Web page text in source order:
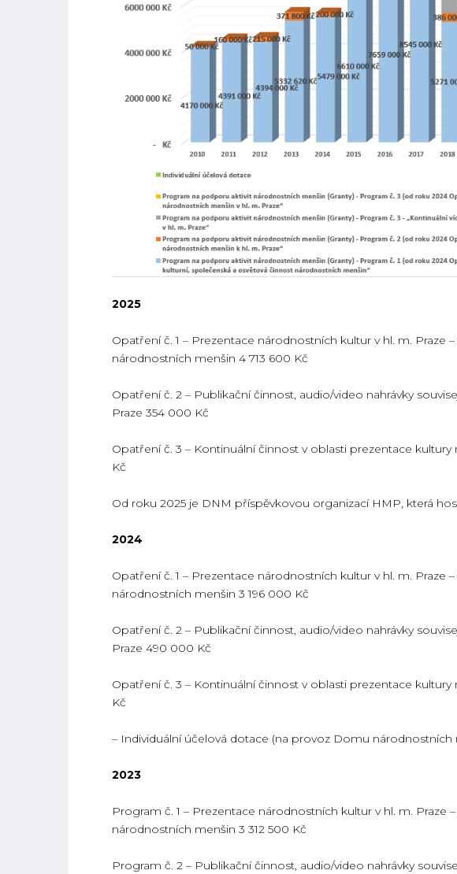
2025
Opatření č. 1 – Prezentace národnostních kultur v hl. m. Praze
národnostních menšin 4 713 600 Kč
Opatření č. 2 – Publikační činnost, audio/video nahrávky
Praze 354 000 Kč
Opatření č. 3 – Kontinuální činnost v oblasti prezentace
Kč
Od roku 2025 je DNM příspěvkovou organizací HMP, která
2024
Opatření č. 1 – Prezentace národnostních kultur v hl. m. Praze
národnostních menšin 3 196 000 Kč
Opatření č. 2 – Publikační činnost, audio/video nahrávky
Praze 490 000 Kč
Opatření č. 3 – Kontinuální činnost v oblasti prezentace
Kč
– Individuální účelová dotace (na provoz Domu národnostních
2023
Program č. 1 – Prezentace národnostních kultur v hl. m. Praze
národnostních menšin 3 312 500 Kč
Program č. 2 – Publikační činnost, audio/video nahrávky